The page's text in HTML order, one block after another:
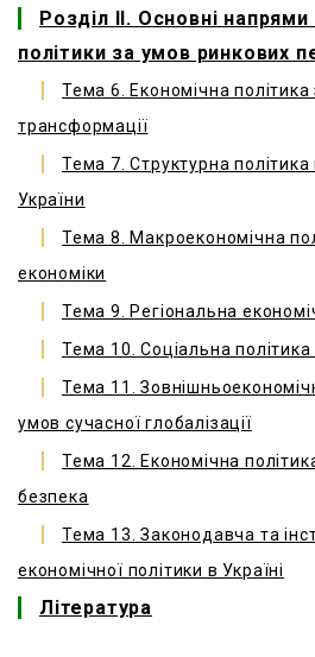
Розділ ІІ. Основні
політики за умов ринкових
Тема 6. Економічна
трансформації
Тема 7. Структурна політика
України
Тема 8. Макроекономічна
економіки
Тема 9. Регіональна
Тема 10. Соціальна політика
Тема 11.
умов сучасної глобалізації
Тема 12. Економічна
безпека
Тема 13. Законодавча та
економічної політики в Україні
Література